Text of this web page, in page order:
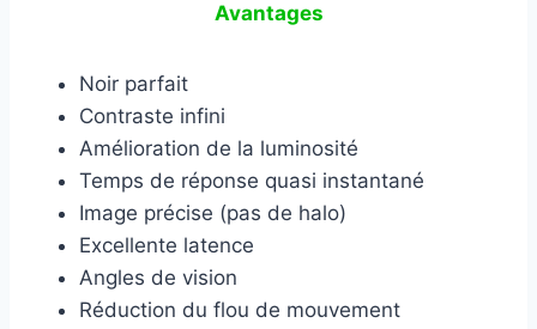
Avantages
Noir parfait
Contraste infini
Amélioration de la luminosité
Temps de réponse quasi instantané
Image précise (pas de halo)
Excellente latence
Angles de vision
Réduction du flou de mouvement